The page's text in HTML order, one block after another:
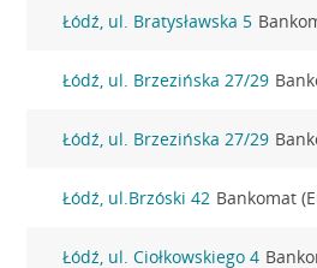
Łódź, ul. Bratysławska 5
Łódź, ul. Brzezińska 27/29
Łódź, ul. Brzezińska 27/29
Łódź, ul.Brzóski 42 Bankomat
Łódź, ul. Ciołkowskiego 4